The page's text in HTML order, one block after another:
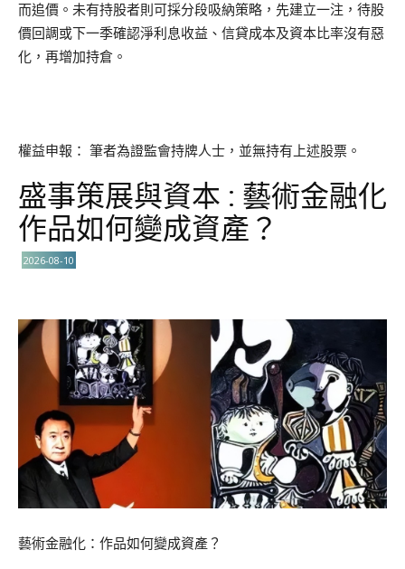
而追價。未有持股者則可採分段吸納策略，先建立一注，待股
價回調或下一季確認淨利息收益、信貸成本及資本比率沒有惡
化，再增加持倉。
權益申報： 筆者為證監會持牌人士，並無持有上述股票。
盛事策展與資本 : 藝術金融化
作品如何變成資產？
2026-08-10
藝術金融化：作品如何變成資產？